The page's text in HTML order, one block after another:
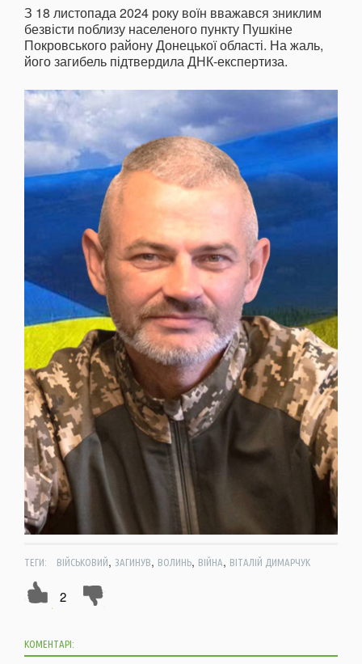
З 18 листопада 2024 року воїн вважався зниклим
безвісти поблизу населеного пункту Пушкіне
Покровського району Донецької області. На жаль,
його загибель підтвердила ДНК-експертиза.
ТЕГИ: ВІЙСЬКОВИЙ, ЗАГИНУВ, ВОЛИНЬ, ВІЙНА, ВІТАЛІЙ ДИМАРЧУК
2
КОМЕНТАРІ: